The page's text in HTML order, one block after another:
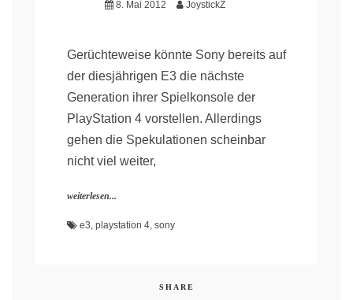
8. Mai 2012 JoystickZ
Gerüchteweise könnte Sony bereits auf
der diesjährigen E3 die nächste
Generation ihrer Spielkonsole der
PlayStation 4 vorstellen. Allerdings
gehen die Spekulationen scheinbar
nicht viel weiter,
weiterlesen...
e3, playstation 4, sony
SHARE